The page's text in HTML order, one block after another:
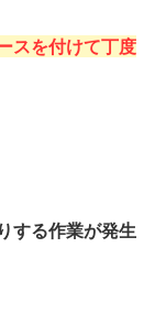
スを付けて丁度
する作業が発生